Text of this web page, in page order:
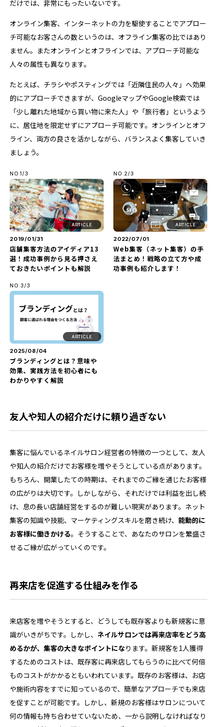
だけでは、非常にもったいないです。
オンライン集客、インターネットの力を駆使することでアプロー
チ可能なお客さんの数というのは、オフライン集客の比ではあり
ません。またオンラインとオフラインでは、アプローチ可能な
人々の属性も異なります。
たとえば、チラシやポスティングでは「近隣住民の人々」へ効果
的にアプローチできますが、GoogleマップやGoogle検索では
「少し離れた地域から買い物に来た人」や「旅行者」というよう
に、居住地を限定せずにアプローチ可能です。オンラインとオフ
ライン、両方の良さを活かしながら、バランスよく集客していき
ましょう。
NO.1/3
ARTICLE
2019/01/31
店舗集客方法のアイディア13
選！成功事例から見る押さえ
ておきたいポイントも解説
NO.2/3
ARTICLE
2022/07/01
Web集客（ネット集客）の手
法まとめ！戦略の立て方や成
功事例も紹介します！
NO.3/3
ARTICLE
2025/08/04
ブランディングとは？意味や
効果、実践方法を初心者にも
わかりやすく解説
友人や知人の紹介だけに頼り過ぎない
集客に悩んでいるネイルサロン経営者の特徴の一つとして、友人
や知人の紹介だけでお客様を増やそうとしている点があります。
もちろん、開業したての時期は、それまでのご縁を通じたお客様
の広がりは大切です。しかしながら、それだけでは利益を出し続
け、息の長い店舗経営をするのが難しい現実があります。ネット
集客の知識や技能、マーケティングスキルを磨き続け、 能動的に
お客様に働きかける。そうすることで、あなたのサロンを繁盛さ
せるご縁が広がっていくのです。
再来店を促進する仕組みを作る
来店客を増やそうとすると、どうしても既存客よりも新規客に意
識がいきがちです。しかし、 ネイルサロンでは再来店率をどう高
めるかが、集客の大きなポイントになります。新規客を1人獲得
するためのコストは、既存客に再来店してもらうのに比べて何倍
ものコストがかかるともいわれています。既存のお客様は、お店
や施術内容をすでに知っているので、簡単なアプローチでも来店
を促すことが可能です。しかし、新規のお客様はサロンについて
何の情報も持ち合わせていないため、一から説明しなければなり